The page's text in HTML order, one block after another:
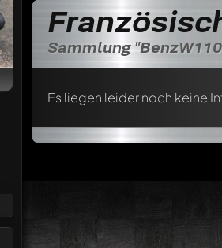
Sammlung
Es liegen leider noch keine